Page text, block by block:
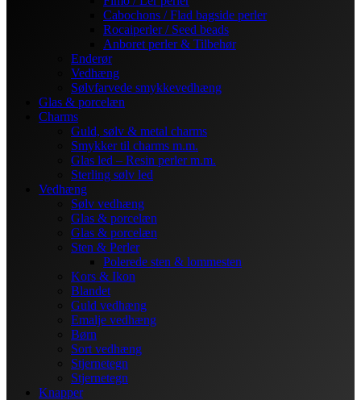
Cabochons / Flad bagside perler
Rocaiperler / Seed beads
Anboret perler & Tilbehør
Enderør
Vedhæng
Sølvfarvede smykkevedhæng
Glas & porcelæn
Charms
Guld, sølv & metal charms
Smykker til charms m.m.
Glas led – Resin perler m.m.
Sterling sølv led
Vedhæng
Sølv vedhæng
Glas & porcelæn
Glas & porcelæn
Sten & Perler
Polerede sten & lommesten
Kors & Ikon
Blandet
Guld vedhæng
Emalje vedhæng
Børn
Sort vedhæng
Stjernetegn
Stjernetegn
Knapper